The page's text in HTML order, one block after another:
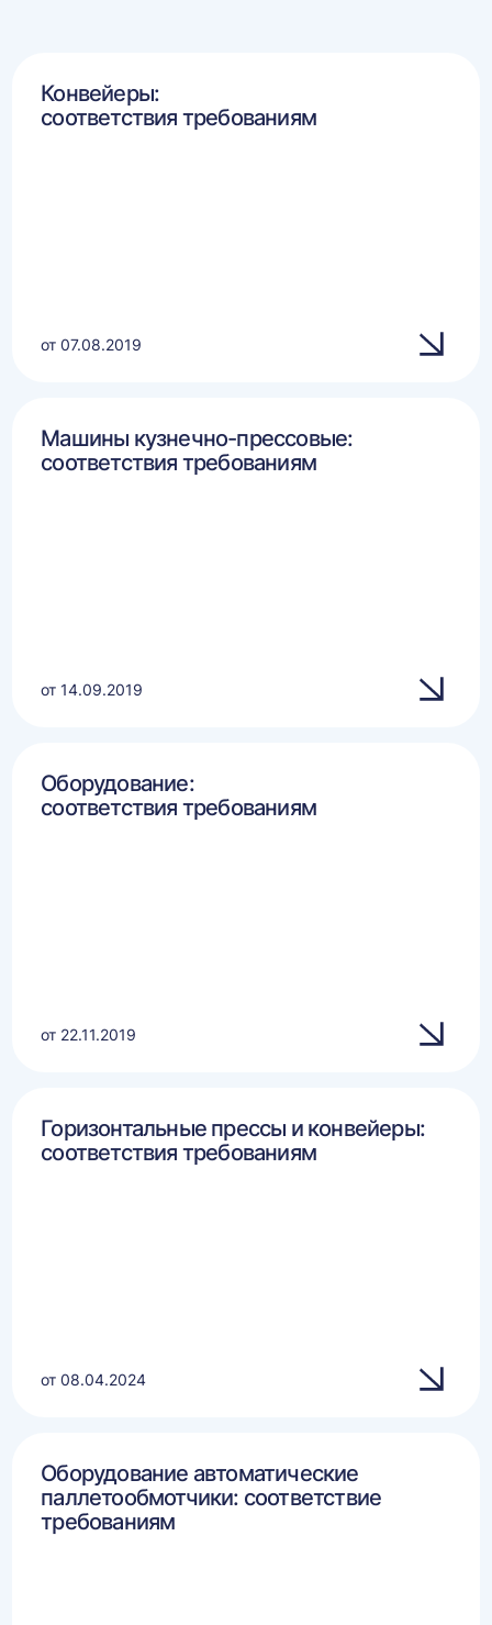
Конвейеры:
соответствия требованиям
от 07.08.2019
Машины кузнечно-прессовые:
соответствия требованиям
от 14.09.2019
Оборудование:
соответствия требованиям
от 22.11.2019
Горизонтальные прессы и конвейеры:
соответствия требованиям
от 08.04.2024
Оборудование автоматические
паллетообмотчики: соответствие
требованиям